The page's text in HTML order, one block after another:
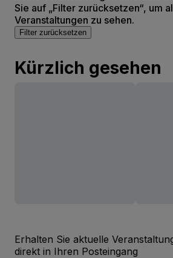
Sie auf „Filter zurücksetzen“, um
Veranstaltungen zu sehen.
Filter zurücksetzen
Kürzlich gesehen
Erhalten Sie aktuelle
direkt in Ihren Posteingang